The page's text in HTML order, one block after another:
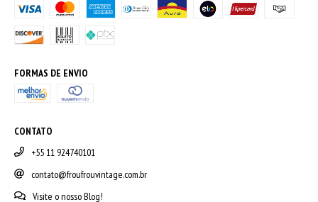
FORMAS DE ENVIO
CONTATO
+55 11 924740101
contato@froufrouvintage.com.br
Visite o nosso Blog!